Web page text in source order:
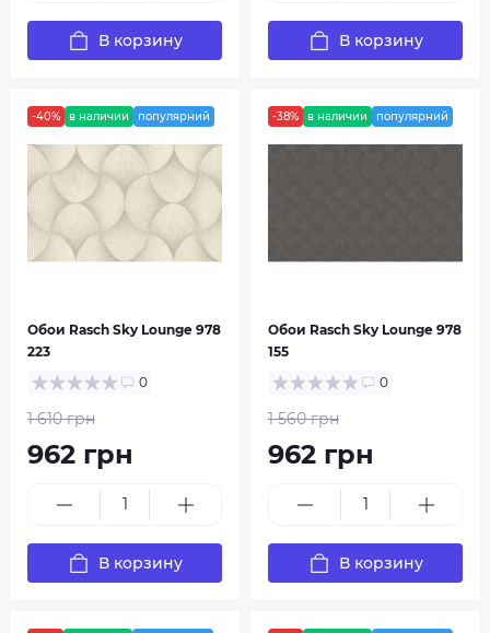
В корзину В корзину
-40% в наличии популярний
Обои Rasch Sky Lounge 978
223
0
1 610 грн
962 грн
В корзину
-38% в наличии популярний
Обои Rasch Sky Lounge 978
155
0
1 560 грн
962 грн
В корзину